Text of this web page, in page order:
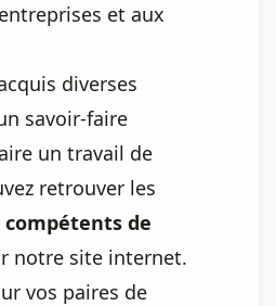
et aux
diverses
savoir-faire
un travail de
retrouver les
de
notre site internet.
vos paires de